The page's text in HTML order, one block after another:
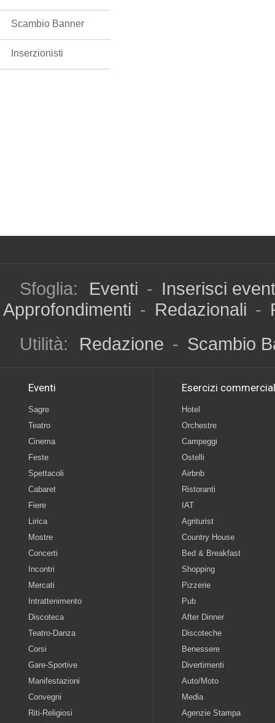
Scambio Banner
Inserzionisti
Sfoglia: Eventi - Inserisci
Approfondimenti - Redazionali -
Utilità:
Redazione - Scambio
Eventi
Sagre
Teatro
Cinema
Feste
Spettacoli
Cabaret
Fiere
Lirica
Mostre
Concerti
Incontri
Mercati
Intrattenimento
Discoteca
Teatro-Danza
Corsi
Gare-Sportive
Manifestazioni
Convegni
Riti-Religiosi
Esercizi
Hotel
Orchestre
Campeggi
Ostelli
Airbnb
Ristoranti
IAT
Agriturist
Country House
Bed & Breakfast
Shopping
Pizzerie
Pub
After Dinner
Discoteche
Benessere
Divertimenti
Auto/Moto
Media
Agenzie Stampa